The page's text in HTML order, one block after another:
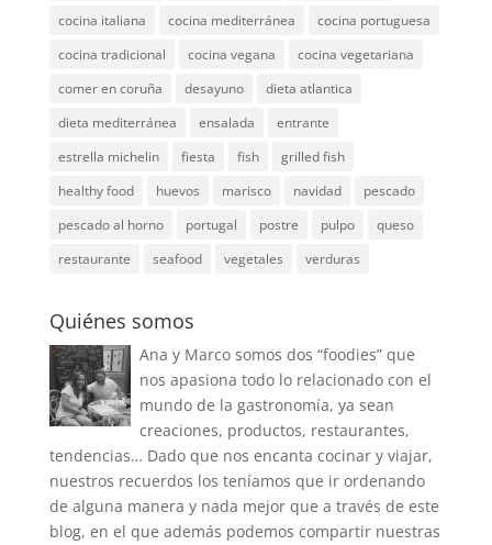
cocina italiana
cocina mediterránea
cocina portuguesa
cocina tradicional
cocina vegana
cocina vegetariana
comer en coruña
desayuno
dieta atlantica
dieta mediterránea
ensalada
entrante
estrella michelin
fiesta fish
grilled fish
healthy food
huevos marisco navidad
pescado
pescado al horno
portugal postre pulpo
queso
restaurante
seafood vegetales verduras
Quiénes somos
Ana y Marco somos dos “foodies” que
nos apasiona todo lo relacionado con el
mundo de la gastronomía, ya sean
creaciones, productos, restaurantes,
tendencias… Dado que nos encanta cocinar y viajar,
nuestros recuerdos los teníamos que ir ordenando
de alguna manera y nada mejor que a través de este
blog, en el que además podemos compartir nuestras